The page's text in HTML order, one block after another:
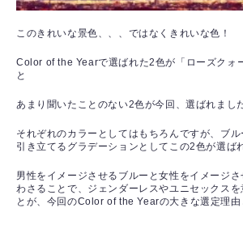
このきれいな景色、、、ではなくきれいな色！
Color of the Yearで選ばれた2色が「ローズクォ
と
あまり聞いたことのない2色が今回、選ばれまし
それぞれのカラーとしてはもちろんですが、ブ
引き立てるグラデーションとしてこの2色が選ば
男性をイメージさせるブルーと女性をイメージ
わさることで、 ジェンダーレスやユニセックスを
とが、今回のColor of the Yearの大きな選定理由